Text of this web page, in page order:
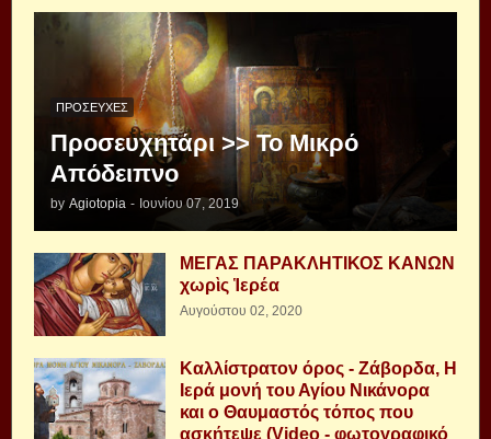
ΠΡΟΣΕΥΧΈΣ
Προσευχητάρι >> Το Μικρό
Απόδειπνο
by Agiotopia - Ιουνίου 07, 2019
ΜΕΓΑΣ ΠΑΡΑΚΛΗΤΙΚΟΣ ΚΑΝΩΝ
χωρὶς Ἱερέα
Αυγούστου 02, 2020
Καλλίστρατον όρος - Ζάβορδα, Η
Ιερά μονή του Αγίου Νικάνορα
και ο Θαυμαστός τόπος που
ασκήτεψε (Video - φωτογραφικό